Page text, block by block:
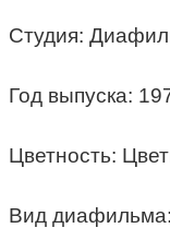
Студия:
Год выпуска:
Цветность:
Вид